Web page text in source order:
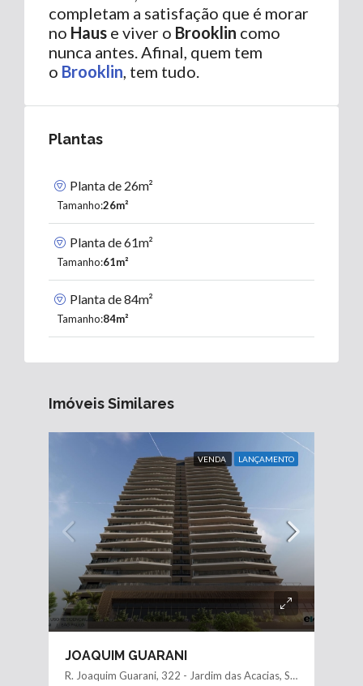
completam a satisfação que é morar
no Haus e viver o Brooklin como
nunca antes. Afinal, quem tem
o Brooklin , tem tudo.
Plantas
Planta de 26m²
Tamanho:26m²
Planta de 61m²
Tamanho:61m²
Planta de 84m²
Tamanho:84m²
Imóveis Similares
VENDA LANÇAMENTO
JOAQUIM GUARANI
R. Joaquim Guarani, 322 - Jardim das Acacias, São Paulo - SP, 04707-061